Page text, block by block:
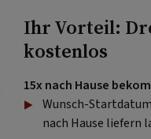
Ihr Vorteil:
kostenlos
15x nach Hause
Wunsch-
nach Hause liefern